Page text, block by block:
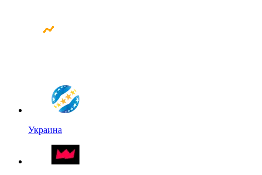
Украина